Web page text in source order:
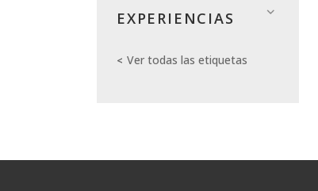
EXPERIENCIAS
Ver todas las etiquetas